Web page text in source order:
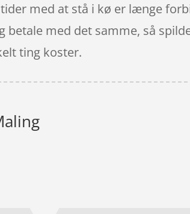
med at stå i kø er længe
med det samme, så
ting koster.